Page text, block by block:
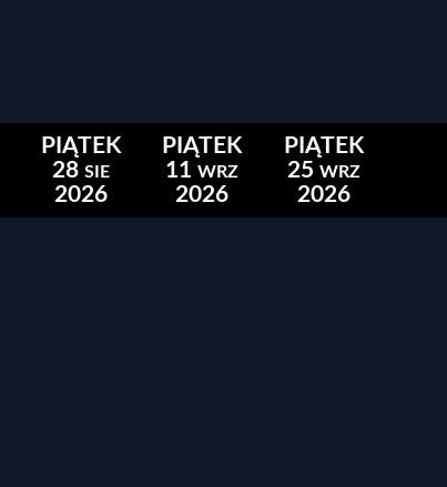
PIĄTEK
28 SIE
2026
PIĄTEK
11 WRZ
2026
PIĄTEK
25 WRZ
2026